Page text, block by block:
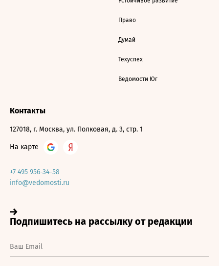
Право
Думай
Техуспех
Ведомости Юг
Контакты
127018, г. Москва, ул. Полковая, д. 3, стр. 1
На карте
+7 495 956-34-58
info@vedomosti.ru